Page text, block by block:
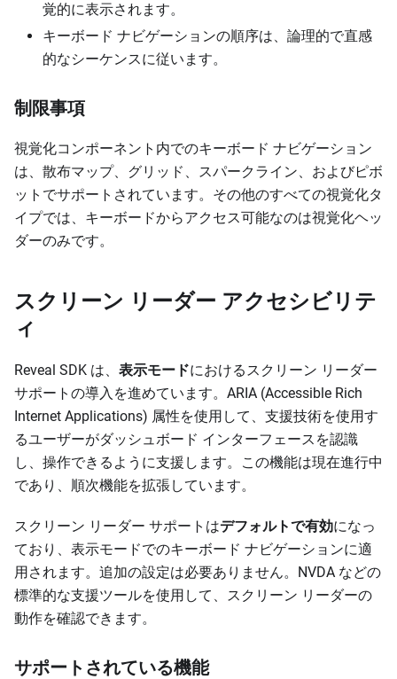
覚的に表示されます。
キーボード ナビゲーションの順序は、論理的で直感
的なシーケンスに従います。
制限事項
視覚化コンポーネント内でのキーボード ナビゲーション
は、散布マップ、グリッド、スパークライン、およびピボ
ットでサポートされています。その他のすべての視覚化タ
イプでは、キーボードからアクセス可能なのは視覚化ヘッ
ダーのみです。
スクリーン リーダー アクセシビリテ
ィ
Reveal SDK は、 表示モードにおけるスクリーン リーダー
サポートの導入を進めています。ARIA (Accessible Rich
Internet Applications) 属性を使用して、支援技術を使用す
るユーザーがダッシュボード インターフェースを認識
し、操作できるように支援します。この機能は現在進行中
であり、順次機能を拡張しています。
スクリーン リーダー サポートはデフォルトで有効になっ
ており、表示モードでのキーボード ナビゲーションに適
用されます。追加の設定は必要ありません。NVDA などの
標準的な支援ツールを使用して、スクリーン リーダーの
動作を確認できます。
サポートされている機能